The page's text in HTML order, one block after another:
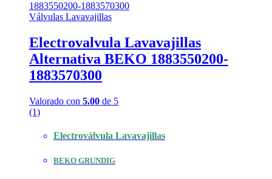
Válvulas Lavavajillas
Electrovalvula Lavavajillas
Alternativa BEKO 1883550200-
1883570300
Valorado con 5.00 de 5
(1)
Electroválvula Lavavajillas
BEKO GRUNDIG